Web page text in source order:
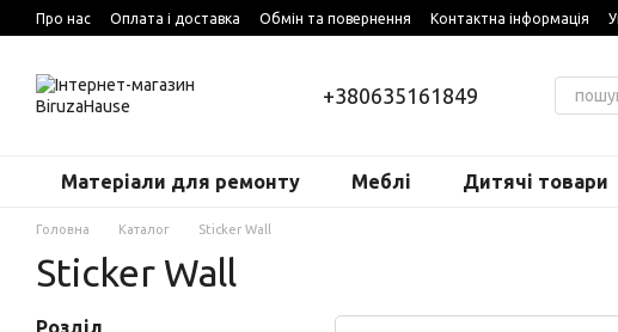
Перейти до основного контенту
Про нас Оплата і доставка Обмін та повернення Контактна інформація
+380635161849
Матеріали для ремонту Меблі Дитячі товари
Головна Каталог Sticker Wall
Sticker Wall
Розділ